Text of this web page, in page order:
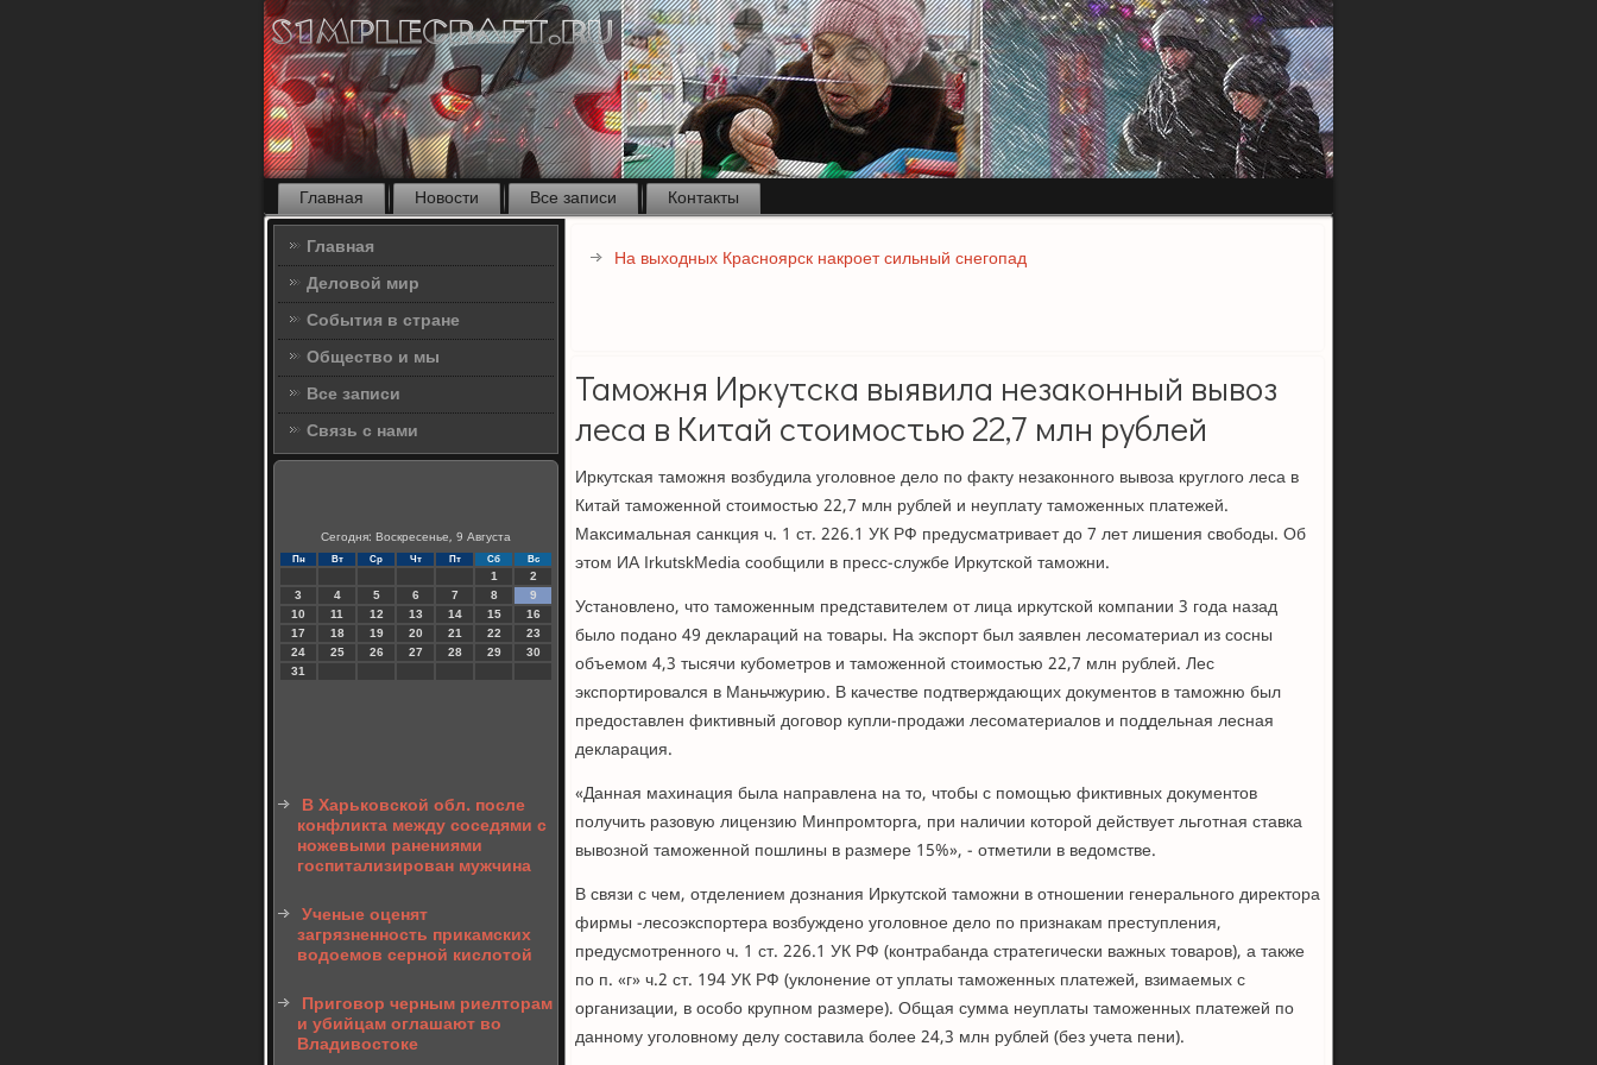
Главная Новости Все записи
Контакты
Главная
Деловой мир
События в стране
Общество и мы
Все записи
Связь с нами
Сегодня: Воскресенье, 9 Августа
Пн Вт Ср Чт Пт Сб Вс
1
2
3
4 5 6 7 8
9
10
11 12 13 14 15
16
17
18 19 20 21 22
23
24
25 26 27 28 29
30
31
В Харьковской обл. после
конфликта между соседями с
ножевыми ранениями
госпитализирован мужчина
Ученые оценят
загрязненность прикамских
водоемов серной кислотой
Приговор черным риелторам
и убийцам оглашают во
Владивостоке
На выходных Красноярск накроет сильный снегопад
Таможня Иркутска выявила незаконный вывоз
леса в Китай стоимостью 22,7 млн рублей
Иркутская таможня возбудила уголовное дело по факту незаконного вывоза круглого леса в
Китай таможенной стоимостью 22,7 млн рублей и неуплату таможенных платежей.
Максимальная санкция ч. 1 ст. 226.1 УК РФ предусматривает до 7 лет лишения свободы. Об
этом ИА IrkutskMedia сообщили в пресс-службе Иркутской таможни.
Установлено, что таможенным представителем от лица иркутской компании 3 года назад
было подано 49 деклараций на товары. На экспорт был заявлен лесоматериал из сосны
объемом 4,3 тысячи кубометров и таможенной стоимостью 22,7 млн рублей. Лес
экспортировался в Маньчжурию. В качестве подтверждающих документов в таможню был
предоставлен фиктивный договор купли-продажи лесоматериалов и поддельная лесная
декларация.
«Данная махинация была направлена на то, чтобы с помощью фиктивных документов
получить разовую лицензию Минпромторга, при наличии которой действует льготная ставка
вывозной таможенной пошлины в размере 15%», - отметили в ведомстве.
В связи с чем, отделением дознания Иркутской таможни в отношении генерального директора
фирмы -лесоэкспортера возбуждено уголовное дело по признакам преступления,
предусмотренного ч. 1 ст. 226.1 УК РФ (контрабанда стратегически важных товаров), а также
по п. «г» ч.2 ст. 194 УК РФ (уклонение от уплаты таможенных платежей, взимаемых с
организации, в особо крупном размере). Общая сумма неуплаты таможенных платежей по
данному уголовному делу составила более 24,3 млн рублей (без учета пени).